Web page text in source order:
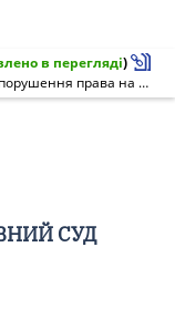
в перегляді)
Про визнання протиправними дій щодо порушення права на життя та безпеку та стягнення матеріальної та моральної шкоди
СУД